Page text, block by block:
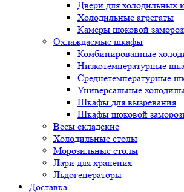
Двери для холодильных
Холодильные агрегаты
Камеры шоковой
Охлаждаемые шкафы
Комбинированные
Низкотемпературные
Среднетемпературные
Универсальные
Шкафы для вызревания
Шкафы шоковой
Весы складские
Холодильные столы
Морозильные столы
Лари для хранения
Льдогенераторы
Доставка